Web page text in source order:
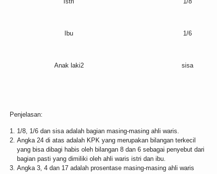
Ibu 1/6
Anak laki2 sisa
Penjelasan:
1/8, 1/6 dan sisa adalah bagian masing-masing ahli waris.
Angka 24 di atas adalah KPK yang merupakan bilangan terkecil
yang bisa dibagi habis oleh bilangan 8 dan 6 sebagai penyebut dari
bagian pasti yang dimiliki oleh ahli waris istri dan ibu.
Angka 3, 4 dan 17 adalah prosentase masing-masing ahli waris